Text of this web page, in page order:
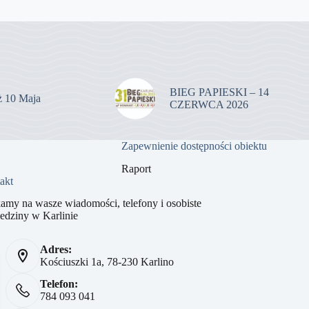
10 Maja
BIEG PAPIESKI – 14
CZERWCA 2026
Zapewnienie dostępności obiektu
Raport
na wasze wiadomości, telefony i osobiste
w Karlinie
Adres:
Kościuszki 1a, 78-230 Karlino
Telefon:
784 093 041